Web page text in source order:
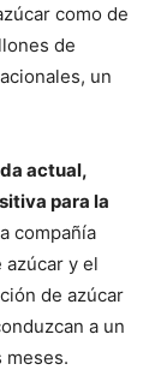
como de
de
un
actual,
para la
compañía
y el
de azúcar
a un
meses.